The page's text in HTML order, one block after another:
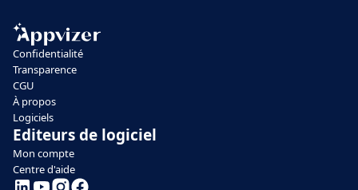
Confidentialité
Transparence
CGU
À propos
Logiciels
Editeurs de logiciel
Mon compte
Centre d'aide